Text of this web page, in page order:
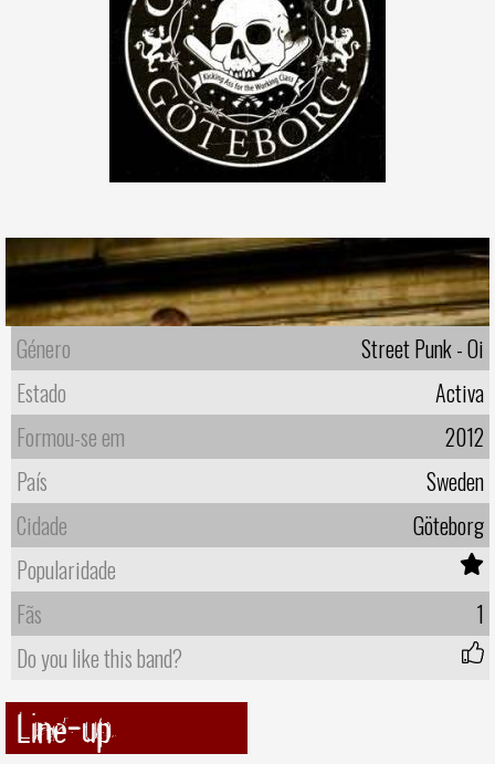
Género
Street Punk - Oi
Estado
Activa
Formou-se em
2012
País
Sweden
Cidade
Göteborg
Popularidade
Fãs
1
Do you like this band?
Line-up